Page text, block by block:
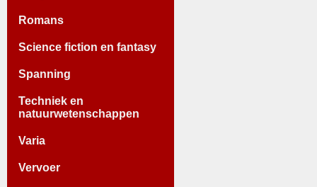
Romans
Science fiction en fantasy
Spanning
Techniek en
natuurwetenschappen
Varia
Vervoer